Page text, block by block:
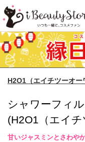
H2O1（エイチツーオー
シャワーフィ
(H2O1（エイ
甘いジャスミンとさわや